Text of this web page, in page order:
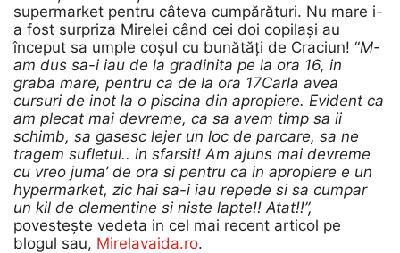
supermarket pentru câteva cumpărături. Nu mare i-
a fost surpriza Mirelei când cei doi copilași au
început sa umple coșul cu bunătăți de Craciun! “M-
am dus sa-i iau de la gradinita pe la ora 16, in
graba mare, pentru ca de la ora 17Carla avea
cursuri de inot la o piscina din apropiere. Evident ca
am plecat mai devreme, ca sa avem timp sa ii
schimb, sa gasesc lejer un loc de parcare, sa ne
tragem sufletul.. in sfarsit! Am ajuns mai devreme
cu vreo juma’ de ora si pentru ca in apropiere e un
hypermarket, zic hai sa-i iau repede si sa cumpar
un kil de clementine si niste lapte!! Atat!!”,
povestește vedeta in cel mai recent articol pe
blogul sau, Mirelavaida.ro.